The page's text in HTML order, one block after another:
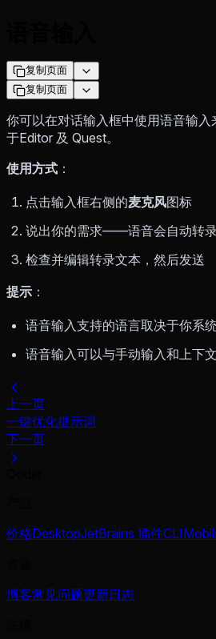
复制页面
复制页面
你可以在对话输入框中使用语音输
于Editor 及 Quest。
使用方式 ：
点击输入框右侧的麦克风图标
说出你的需求——语音会自动转
检查并编辑转录文本，然后发送
提示 ：
语音输入支持的语言取决于你系
语音输入可以与手动输入和上下
上一页
一键优化提示词
下一页
价格DesktopJetBrains 插件CLI
博客常见问题更新日志